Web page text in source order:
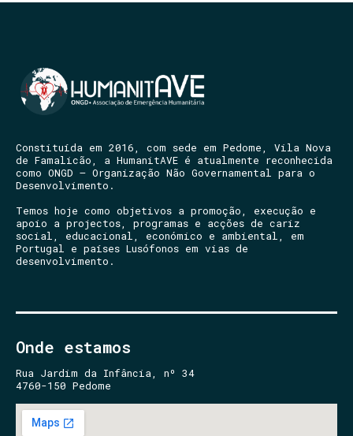
Constituída em 2016, com sede em Pedome, Vila Nova
de Famalicão, a HumanitAVE é atualmente reconhecida
como ONGD – Organização Não Governamental para o
Desenvolvimento.
Temos hoje como objetivos a promoção, execução e
apoio a projectos, programas e acções de cariz
social, educacional, económico e ambiental, em
Portugal e países Lusófonos em vias de
desenvolvimento.
Onde estamos
Rua Jardim da Infância, nº 34
4760-150 Pedome